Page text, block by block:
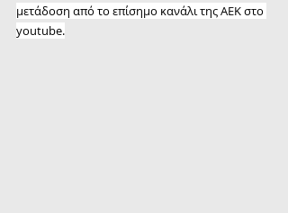
μετάδοση από το επίσημο κανάλι της ΑΕΚ στο
youtube.